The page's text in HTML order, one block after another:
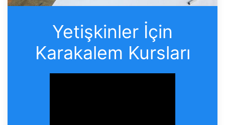
Yetişkinler İçin
Karakalem Kursları